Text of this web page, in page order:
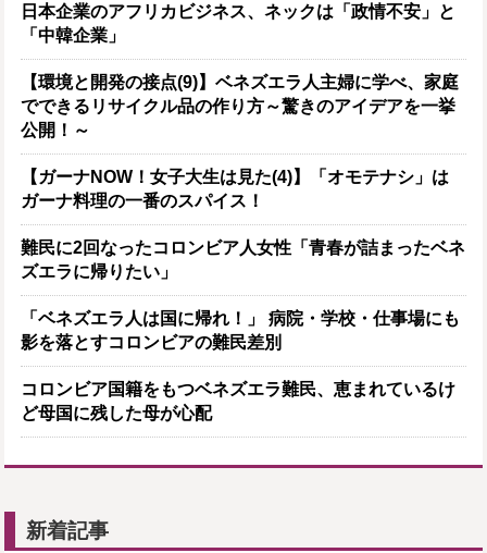
日本企業のアフリカビジネス、ネックは「政情不安」と
「中韓企業」
【環境と開発の接点(9)】ベネズエラ人主婦に学べ、家庭
でできるリサイクル品の作り方～驚きのアイデアを一挙
公開！～
【ガーナNOW！女子大生は見た(4)】「オモテナシ」は
ガーナ料理の一番のスパイス！
難民に2回なったコロンビア人女性「青春が詰まったベネ
ズエラに帰りたい」
「ベネズエラ人は国に帰れ！」 病院・学校・仕事場にも
影を落とすコロンビアの難民差別
コロンビア国籍をもつベネズエラ難民、恵まれているけ
ど母国に残した母が心配
新着記事